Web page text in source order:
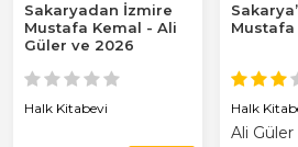
Sakaryadan İzmire
Mustafa Kemal - Ali
Güler ve 2026
Halk Kitabevi
Mustafa
Halk
Ali Güler